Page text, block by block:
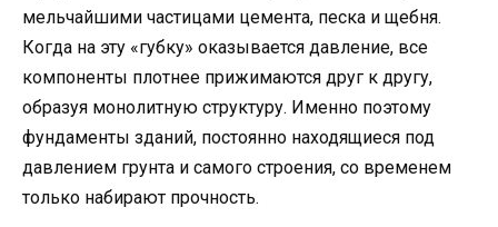
мельчайшими частицами цемента, песка и щебня.
Когда на эту «губку» оказывается давление, все
компоненты плотнее прижимаются друг к другу,
образуя монолитную структуру. Именно поэтому
фундаменты зданий, постоянно находящиеся под
давлением грунта и самого строения, со временем
только набирают прочность.